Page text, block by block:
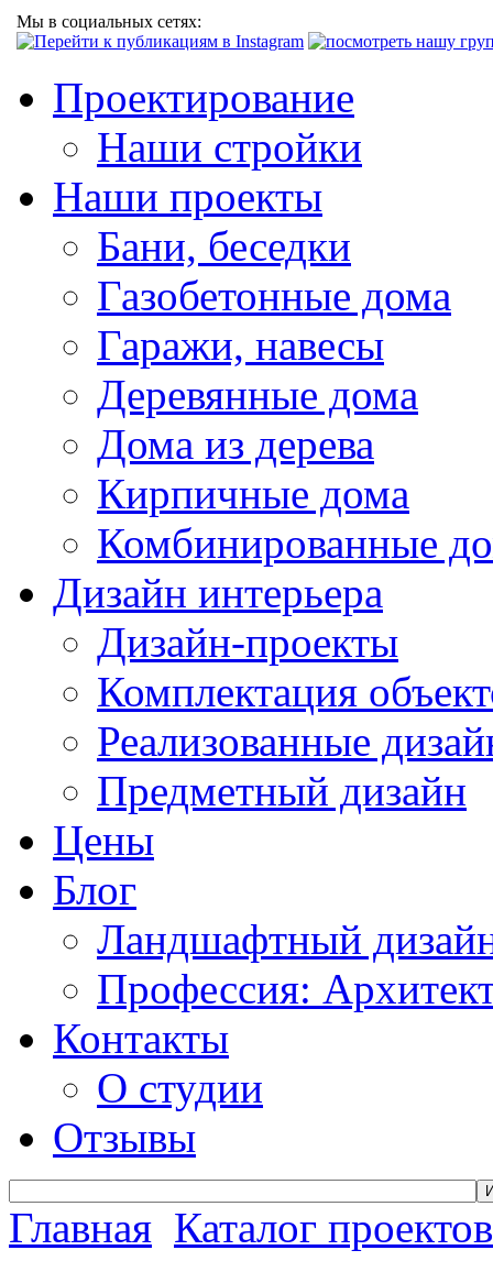
Мы в социальных сетях:
Проектирование
Наши стройки
Наши проекты
Бани, беседки
Газобетонные дома
Гаражи, навесы
Деревянные дома
Дома из дерева
Кирпичные дома
Комбинированные
Дизайн интерьера
Дизайн-проекты
Комплектация
Реализованные
Предметный дизайн
Цены
Блог
Ландшафтный
Профессия:
Контакты
О студии
Отзывы
Главная Каталог проектов